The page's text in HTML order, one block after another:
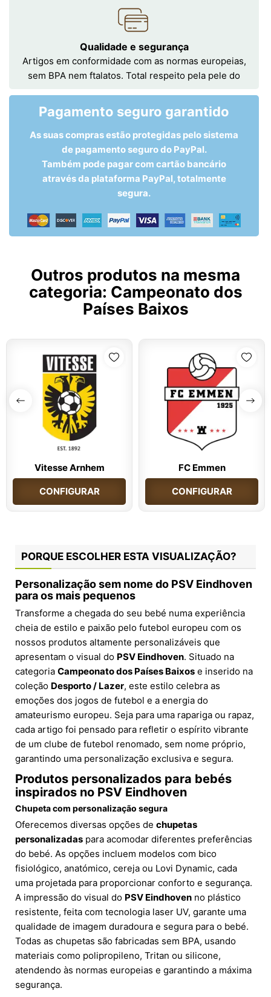
Qualidade e segurança
Artigos em conformidade com as normas europeias,
sem BPA nem ftalatos. Total respeito pela pele do
Pagamento seguro garantido
As suas compras estão protegidas pelo sistema
de pagamento seguro do PayPal.
Também pode pagar com cartão bancário
através da plataforma PayPal, totalmente
segura.
Outros produtos na mesma
categoria: Campeonato dos
Países Baixos
Vitesse Arnhem
CONFIGURAR
FC Emmen
CONFIGURAR
PORQUE ESCOLHER ESTA VISUALIZAÇÃO?
Personalização sem nome do PSV Eindhoven
para os mais pequenos
Transforme a chegada do seu bebé numa experiência
cheia de estilo e paixão pelo futebol europeu com os
nossos produtos altamente personalizáveis que
apresentam o visual do PSV Eindhoven. Situado na
categoria Campeonato dos Países Baixos e inserido na
coleção Desporto / Lazer, este estilo celebra as
emoções dos jogos de futebol e a energia do
amateurismo europeu. Seja para uma rapariga ou rapaz,
cada artigo foi pensado para refletir o espírito vibrante
de um clube de futebol renomado, sem nome próprio,
garantindo uma personalização exclusiva e segura.
Produtos personalizados para bebés
inspirados no PSV Eindhoven
Chupeta com personalização segura
Oferecemos diversas opções de chupetas
personalizadas para acomodar diferentes preferências
do bebé. As opções incluem modelos com bico
fisiológico, anatómico, cereja ou Lovi Dynamic, cada
uma projetada para proporcionar conforto e segurança.
A impressão do visual do PSV Eindhoven no plástico
resistente, feita com tecnologia laser UV, garante uma
qualidade de imagem duradoura e segura para o bebé.
Todas as chupetas são fabricadas sem BPA, usando
materiais como polipropileno, Tritan ou silicone,
atendendo às normas europeias e garantindo a máxima
segurança.